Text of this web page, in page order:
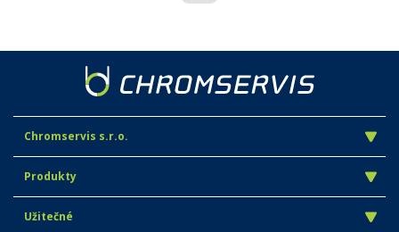
Chromservis s.r.o.
Produkty
Užitečné